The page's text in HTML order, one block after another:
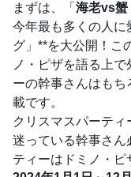
まずは、「 海老vs蟹
今年最も多くの人に
グ」**を大公開！こ
ノ・ピザを語る上
ーの幹事さんはも
載です。
クリスマスパーテ
迷っている幹事さん
ティーはドミノ・ピ